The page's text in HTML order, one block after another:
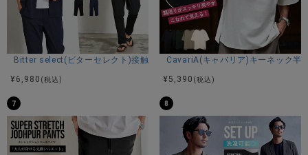
Bitter select(ビターセレクト)接触冷感スーパーストレッチバンドカラー
¥ 6,980 (税込)
CavariA(キャバリア)キーネック半
¥ 5,390 (税込)
7 8